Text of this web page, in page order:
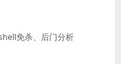
免杀、后门分析